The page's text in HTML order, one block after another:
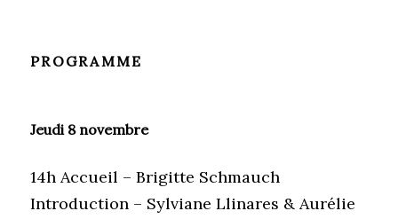
PROGRAMME
Jeudi 8 novembre
14h Accueil – Brigitte Schmauch
Introduction – Sylviane Llinares & Aurélie